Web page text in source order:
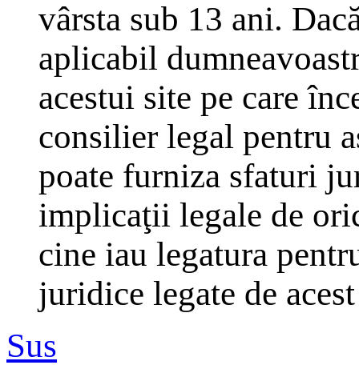
vârsta sub 13 ani.
aplicabil
acestui site pe care
consilier legal pentru
poate furniza sfaturi
implicaţii legale de
cine iau legatura
juridice legate de
Sus